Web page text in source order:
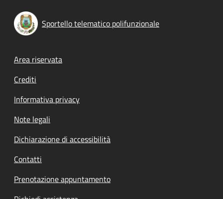
Sportello telematico polifunzionale
Footer menu
Area riservata
Crediti
Informativa privacy
Note legali
Dichiarazione di accessibilità
Contatti
Prenotazione appuntamento